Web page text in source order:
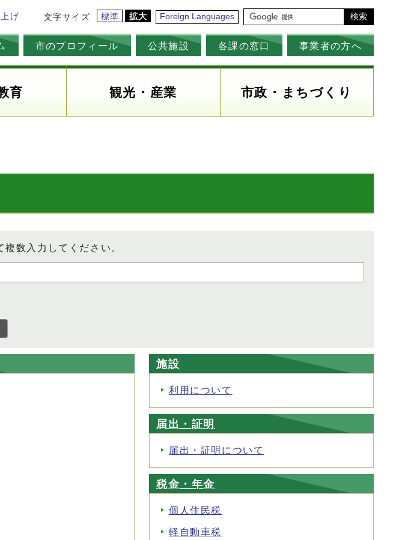
げ 文字サイズ 標準 拡大 Foreign Languages 検索
市のプロフィール 公共施設 各課の窓口 事業者の方へ
育 観光・産業 市政・まちづくり
数入力してください。
施設
利用について
届出・証明
届出・証明について
税金・年金
個人住民税
軽自動車税